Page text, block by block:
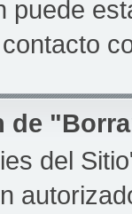
puede
de
del